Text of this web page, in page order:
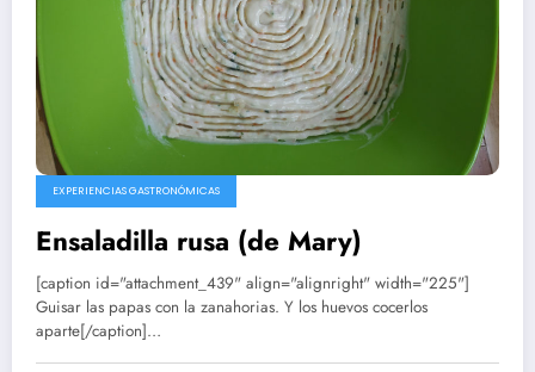
EXPERIENCIAS GASTRONÓMICAS
Ensaladilla rusa (de Mary)
[caption id="attachment_439" align="alignright" width="225"]
Guisar las papas con la zanahorias. Y los huevos cocerlos
aparte[/caption]…